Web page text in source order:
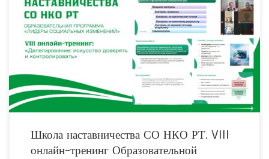
«Цикл и функции руководства организацией включает в себя, в частности,
планирование, организацию, мотивацию и контроль. Эти элементы являются
ключевыми аспектами эффективного управления и помогают руководителям
Школа наставничества СО НКО РТ. VIII
онлайн-тренинг Образовательной